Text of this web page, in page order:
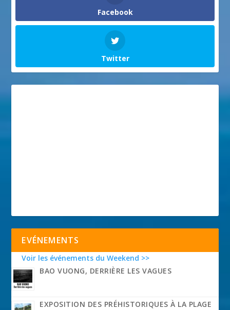
Facebook
Twitter
EVÉNEMENTS
Voir les événements du Weekend >>
BAO VUONG, DERRIÈRE LES VAGUES
EXPOSITION DES PRÉHISTORIQUES À LA PLAGE